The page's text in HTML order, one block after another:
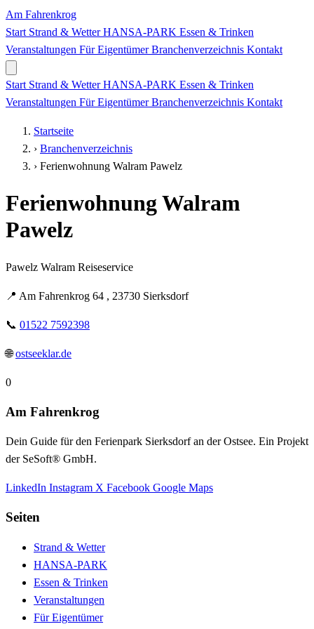
Am Fahrenkrog
Start Strand & WetterHANSA-PARK Essen & Trinken
Veranstaltungen Für EigentümerBranchenverzeichnis Kontakt
Start Strand & WetterHANSA-PARK Essen & Trinken
Veranstaltungen Für EigentümerBranchenverzeichnis Kontakt
Startseite
› Branchenverzeichnis
› Ferienwohnung Walram Pawelz
Ferienwohnung Walram
Pawelz
Pawelz Walram Reiseservice
📍 Am Fahrenkrog 64 , 23730 Sierksdorf
📞 01522 7592398
🌐 ostseeklar.de
0
Am Fahrenkrog
Dein Guide für den Ferienpark Sierksdorf an der Ostsee. Ein Projekt
der SeSoft® GmbH.
LinkedIn Instagram X Facebook Google Maps
Seiten
Strand & Wetter
HANSA-PARK
Essen & Trinken
Veranstaltungen
Für Eigentümer